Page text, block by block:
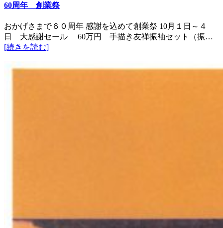
60周年 創業祭
おかげさまで６０周年 感謝を込めて創業祭 10月１日～４
日 大感謝セール 60万円 手描き友禅振袖セット（振…
[続きを読む]